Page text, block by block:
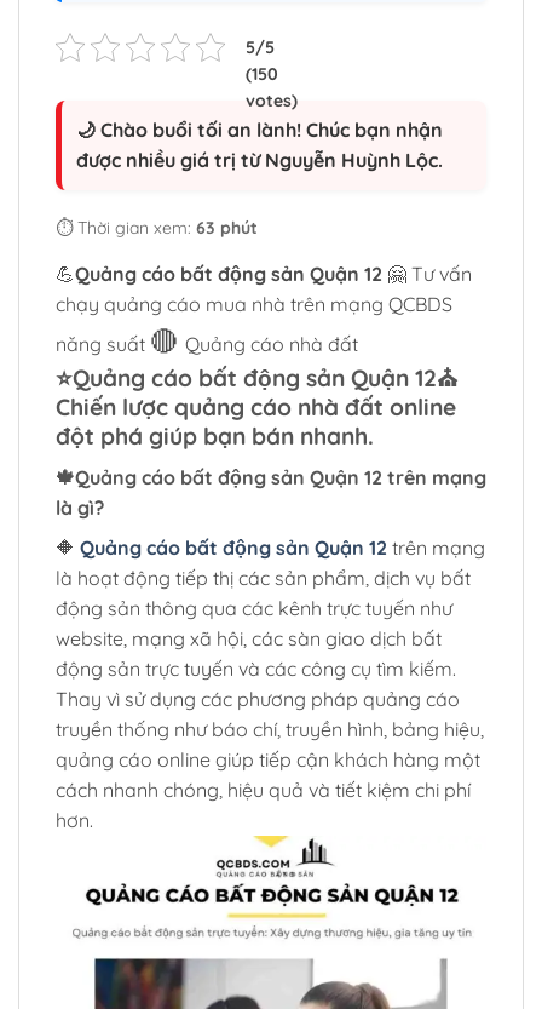
🌙 Chào buổi tối an lành! Chúc bạn nhận
được nhiều giá trị từ Nguyễn Huỳnh Lộc.
⏱️ Thời gian xem: 63 phút
💪Quảng cáo bất động sản Quận 12 🤗 Tư vấn
chạy quảng cáo mua nhà trên mạng QCBDS
năng suất 🔴 Quảng cáo nhà đất
⭐Quảng cáo bất động sản Quận 12⛪
Chiến lược quảng cáo nhà đất online
đột phá giúp bạn bán nhanh.
🍁Quảng cáo bất động sản Quận 12 trên mạng
là gì?
🔶 Quảng cáo bất động sản Quận 12 trên mạng
là hoạt động tiếp thị các sản phẩm, dịch vụ bất
động sản thông qua các kênh trực tuyến như
website, mạng xã hội, các sàn giao dịch bất
động sản trực tuyến và các công cụ tìm kiếm.
Thay vì sử dụng các phương pháp quảng cáo
truyền thống như báo chí, truyền hình, bảng hiệu,
quảng cáo online giúp tiếp cận khách hàng một
cách nhanh chóng, hiệu quả và tiết kiệm chi phí
hơn.